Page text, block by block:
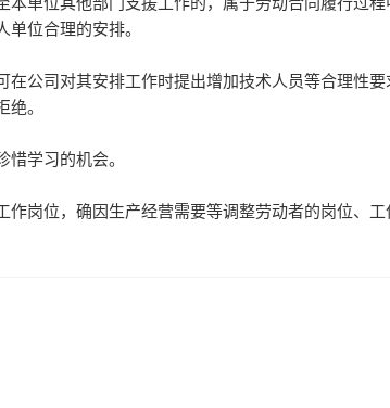
位合理的安排。
公司对其安排工作时提出增加技术人员等合理性要
。
学习的机会。
岗位，确因生产经营需要等调整劳动者的岗位、工